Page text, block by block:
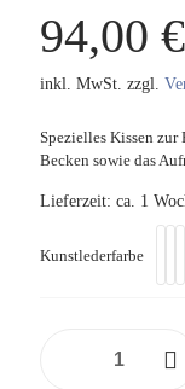
94,00 €
inkl. MwSt. zzgl.
Spezielles Kissen zur
Becken sowie das
Lieferzeit: ca. 1
Kunstlederfarbe